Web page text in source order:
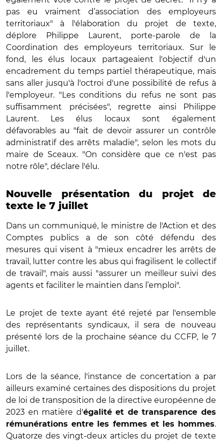
pas eu vraiment d’association des employeurs
territoriaux" à l'élaboration du projet de texte,
déplore Philippe Laurent, porte-parole de la
Coordination des employeurs territoriaux. Sur le
fond, les élus locaux partageaient l'objectif d'un
encadrement du temps partiel thérapeutique, mais
sans aller jusqu'à l'octroi d'une possibilité de refus à
l'employeur. "Les conditions du refus ne sont pas
suffisamment précisées", regrette ainsi Philippe
Laurent. Les élus locaux sont également
défavorables au "fait de devoir assurer un contrôle
administratif des arrêts maladie", selon les mots du
maire de Sceaux. "On considère que ce n'est pas
notre rôle", déclare l'élu.
Nouvelle présentation du projet de
texte le 7 juillet
Dans un communiqué, le ministre de l'Action et des
Comptes publics a de son côté défendu des
mesures qui visent à "mieux encadrer les arrêts de
travail, lutter contre les abus qui fragilisent le collectif
de travail", mais aussi "assurer un meilleur suivi des
agents et faciliter le maintien dans l’emploi".
Le projet de texte ayant été rejeté par l'ensemble
des représentants syndicaux, il sera de nouveau
présenté lors de la prochaine séance du CCFP, le 7
juillet.
Lors de la séance, l'instance de concertation a par
ailleurs examiné certaines des dispositions du projet
de loi de transposition de la directive européenne de
2023 en matière d'égalité et de transparence des
rémunérations entre les femmes et les hommes.
Quatorze des vingt-deux articles du projet de texte